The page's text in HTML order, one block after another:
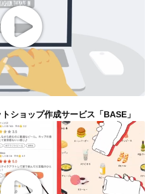
ショップ作成サービス「BASE」